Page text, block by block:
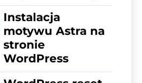
Instalacja
motywu Astra na
stronie
WordPress